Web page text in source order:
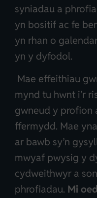
syniadau a
yn bositif ac fe
yn rhan o
yn y dyfodol.
Mae effeithiau
mynd tu hwnt i’r
gwneud y profion
ffermydd. Mae
ar bawb sy’n
mwyaf pwysig y
cydweithwyr a
phrofiadau. Mi